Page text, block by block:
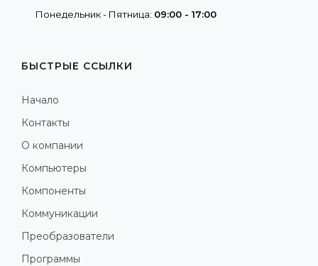
Понедельник - Пятница: 09:00 - 17:00
БЫСТРЫЕ ССЫЛКИ
Начало
Контакты
О компании
Компьютеры
Компоненты
Коммуникации
Преобразователи
Программы